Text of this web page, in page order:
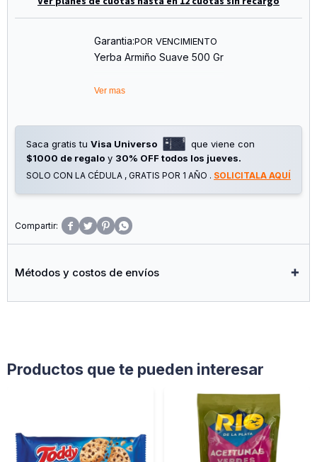
Garantia:POR VENCIMIENTO
Yerba Armiño Suave 500 Gr
Ver mas
Saca gratis tu Visa Universo
que viene con
$1000 de regalo y 30% OFF todos los jueves.
SOLO CON LA CÉDULA , GRATIS POR 1 AÑO . SOLICITALA AQUÍ
   
Métodos y costos de envíos
Productos que te pueden interesar